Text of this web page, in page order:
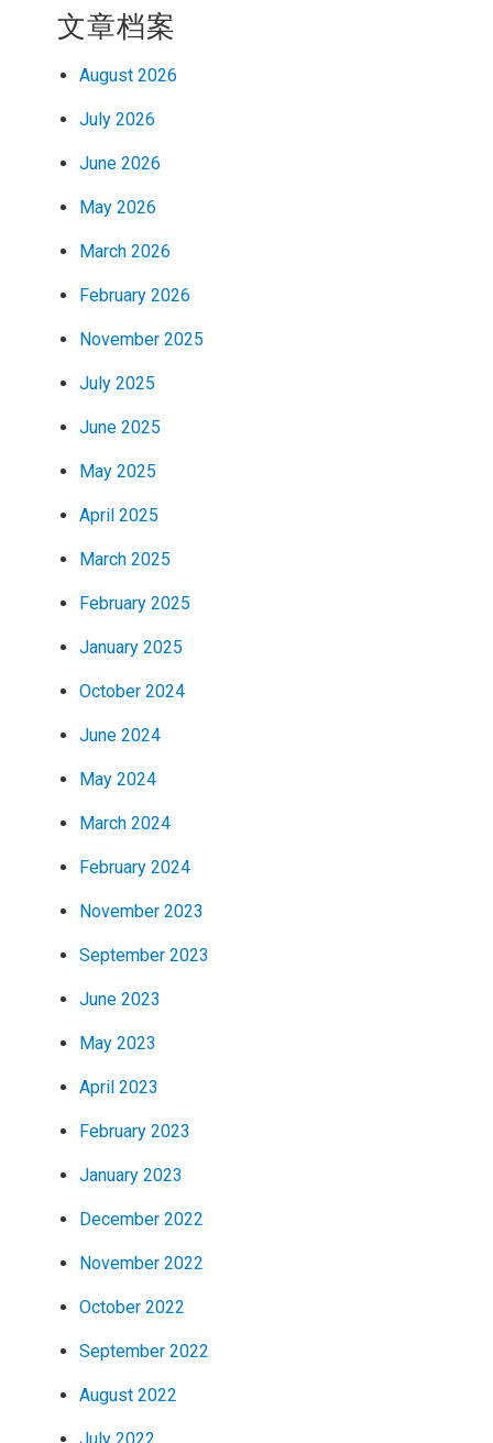
文章档案
August 2026
July 2026
June 2026
May 2026
March 2026
February 2026
November 2025
July 2025
June 2025
May 2025
April 2025
March 2025
February 2025
January 2025
October 2024
June 2024
May 2024
March 2024
February 2024
November 2023
September 2023
June 2023
May 2023
April 2023
February 2023
January 2023
December 2022
November 2022
October 2022
September 2022
August 2022
July 2022